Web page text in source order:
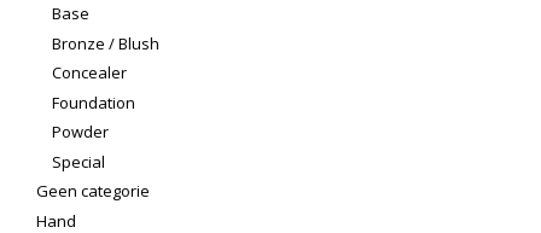
Base
Bronze / Blush
Concealer
Foundation
Powder
Special
Geen categorie
Hand